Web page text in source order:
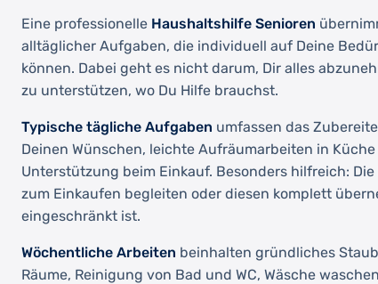
Eine professionelle Haushaltshilfe Senioren
alltäglicher Aufgaben, die individuell auf Deine
können. Dabei geht es nicht darum, Dir alles
zu unterstützen, wo Du Hilfe brauchst.
Typische tägliche Aufgaben umfassen das
Deinen Wünschen, leichte Aufräumarbeiten in
Unterstützung beim Einkauf. Besonders hilfreich:
zum Einkaufen begleiten oder diesen komplett
eingeschränkt ist.
Wöchentliche Arbeiten beinhalten gründliches
Räume, Reinigung von Bad und WC, Wäsche